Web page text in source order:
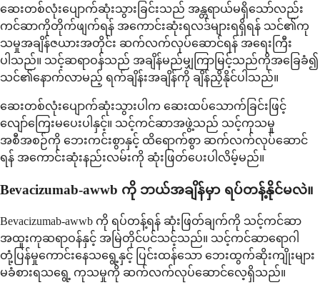
ဆေးတစ်လုံးပျောက်ဆုံးသွားခြင်းသည် အန္တရာယ်မရှိသော်လည်း
ကင်ဆာကိုတိုက်ဖျက်ရန် အကောင်းဆုံးရလဒ်များရရှိရန် သင်၏ကု
သမှုအချိန်ဇယားအတိုင်း ဆက်လက်လုပ်ဆောင်ရန် အရေးကြီး
ပါသည်။ သင့်ဆရာဝန်သည် အချိန်မည်မျှကြာမြင့်သည်ကိုအခြေခံ၍
သင်၏နောက်လာမည့် ရက်ချိန်းအချိန်ကို ချိန်ညှိနိုင်ပါသည်။
ဆေးတစ်လုံးပျောက်ဆုံးသွားပါက ဆေးထပ်သောက်ခြင်းဖြင့်
လျော်ကြေးမပေးပါနှင့်။ သင့်ကင်ဆာအဖွဲ့သည် သင့်ကုသမှု
အစီအစဉ်ကို ဘေးကင်းစွာနှင့် ထိရောက်စွာ ဆက်လက်လုပ်ဆောင်
ရန် အကောင်းဆုံးနည်းလမ်းကို ဆုံးဖြတ်ပေးပါလိမ့်မည်။
Bevacizumab-awwb ကို ဘယ်အချိန်မှာ ရပ်တန့်နိုင်မလဲ။
Bevacizumab-awwb ကို ရပ်တန့်ရန် ဆုံးဖြတ်ချက်ကို သင့်ကင်ဆာ
အထူးကုဆရာဝန်နှင့် အမြဲတိုင်ပင်သင့်သည်။ သင့်ကင်ဆာရောဂါ
တုံ့ပြန်မှုကောင်းနေသရွေ့နှင့် ပြင်းထန်သော ဘေးထွက်ဆိုးကျိုးများ
မခံစားရသရွေ့ ကုသမှုကို ဆက်လက်လုပ်ဆောင်လေ့ရှိသည်။